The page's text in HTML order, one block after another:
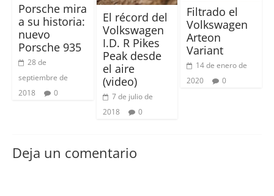
Porsche mira
a su historia:
nuevo
Porsche 935
28 de
septiembre de
2018
0
El récord del
Volkswagen
I.D. R Pikes
Peak desde
el aire
(video)
7 de julio de
2018
0
Filtrado el
Volkswagen
Arteon
Variant
14 de enero de
2020
0
Deja un comentario